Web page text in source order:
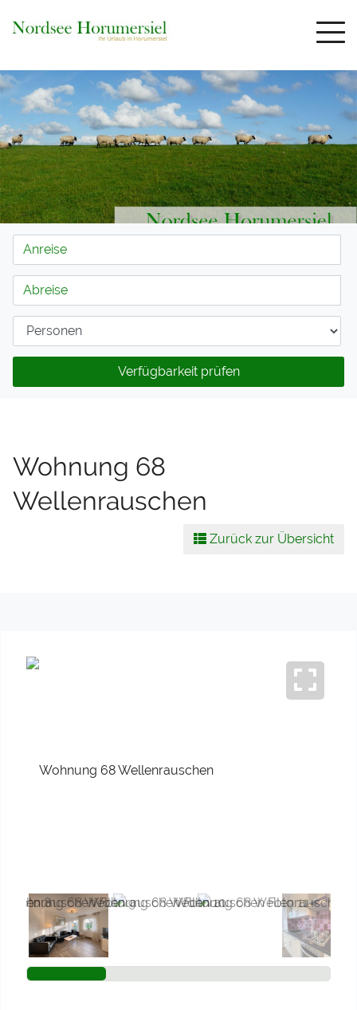
Verfügbarkeit prüfen
Wohnung 68
Wellenrauschen
Zurück zur Übersicht